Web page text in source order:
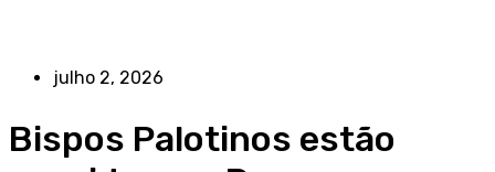
julho 2, 2026
Bispos Palotinos estão